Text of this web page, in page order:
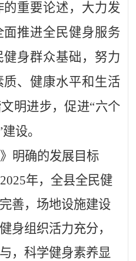
重要论述，大力发
推进全民健身服务
身群众基础，努力
、健康水平和生活
明进步，促进“六个
设。
》明确的发展目标
年，全县全民健
善，场地设施建设
身组织活力充分，
，科学健身素养显